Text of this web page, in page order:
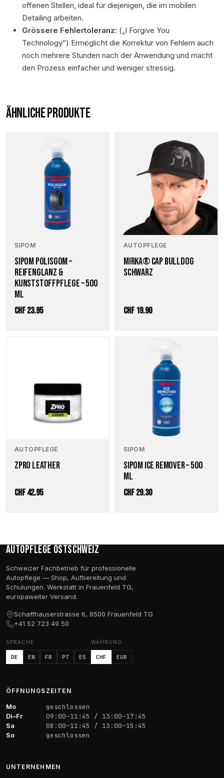
offenen Stellen, ideal für diejenigen, die im mobilen
Detailing arbeiten.
Grössere Fehlertoleranz: („I Forgive You
Technology“) Ermöglicht die Korrektur von Fehlern auch
noch mehrere Stunden nach der Anwendung und macht
den Prozess einfacher und weniger stressig.
ÄHNLICHE PRODUKTE
SIPOM
SIPOM POLISGOM –
REIFENGLANZ &
KUNSTSTOFFPFLEGE – 500
ML
CHF23.95
AUTOPFLEGE
MIRKA® CAP BULLDOG
SCHWARZ
CHF 19.90
AUTOPFLEGE
ZPRO LEATHER
CHF42.95
SIPOM
SIPOM ICE REMOVER – 500
ML
CHF29.30
Autopflege Ostschweiz
Schweizer Fachbetrieb für professionelle
Autopflege — Shop, Aufbereitung und
Schulungen. Werkstatt in Frauenfeld TG,
europaweiter Versand.
Schaffhauserstrasse 6, 8500 Frauenfeld TG
+41 52 723 49 50
SPRACHE
DE EN FR PT ES
WÄHRUNG
CHF EUR
ÖFFNUNGSZEITEN
Mo geschlossen
Di–Fr 09:00–11:45 / 13:00–17:45
Sa 08:00–11:45 / 13:00–15:45
So geschlossen
UNTERNEHMEN